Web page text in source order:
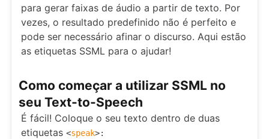
para gerar faixas de áudio a partir de texto. Por
vezes, o resultado predefinido não é perfeito e
pode ser necessário afinar o discurso. Aqui estão
as etiquetas SSML para o ajudar!
Como começar a utilizar SSML no
seu Text-to-Speech
É fácil! Coloque o seu texto dentro de duas
etiquetas <speak>: